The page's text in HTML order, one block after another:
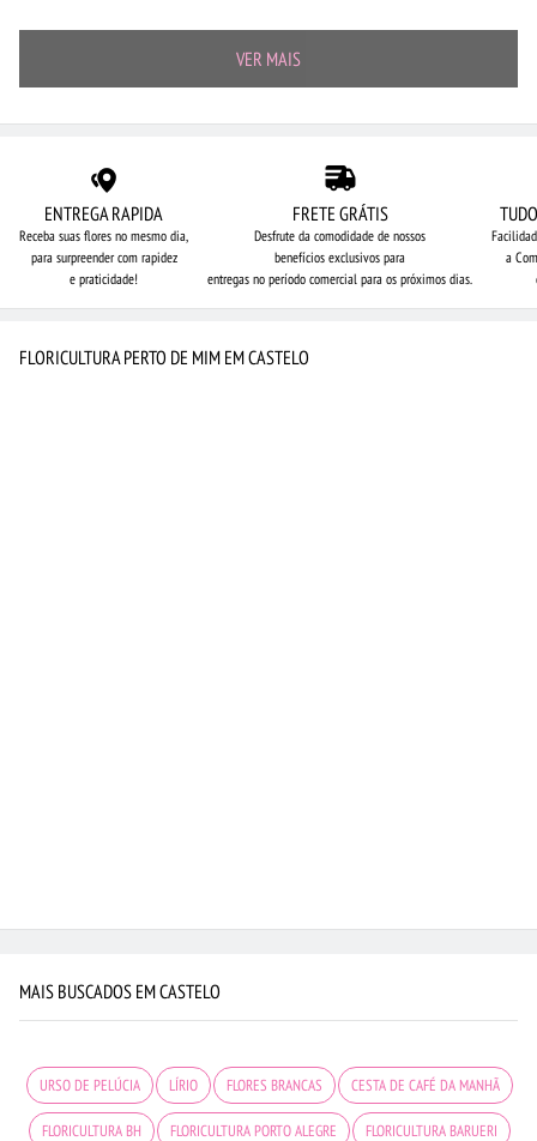
VER MAIS
ENTREGA RAPIDA
Receba suas flores no mesmo dia,
para surpreender com rapidez
e praticidade!
FRETE GRÁTIS
Desfrute da comodidade de nossos
benefícios exclusivos para
entregas no período comercial para os próximos dias.
a
FLORICULTURA PERTO DE MIM EM CASTELO
MAIS BUSCADOS EM CASTELO
URSO DE PELÚCIA LÍRIO FLORES BRANCAS CESTA DE CAFÉ DA MANHÃ
FLORICULTURA BH FLORICULTURA PORTO ALEGRE FLORICULTURA BARUERI